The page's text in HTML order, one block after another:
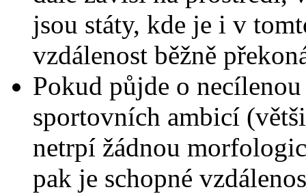
jsou státy, kde je i v
vzdálenost běžně
Pokud půjde o
sportovních ambicí
netrpí žádnou
pak je schopné